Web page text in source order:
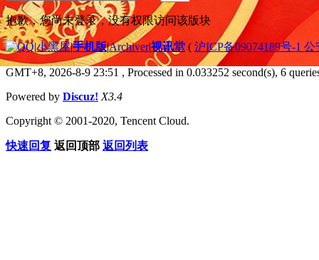
抱歉，您尚未登录，没有权限访问该版块
|小黑屋|手机版|Archiver|视讯堂 ( 沪ICP备09074189号-1
GMT+8, 2026-8-9 23:51 , Processed in 0.033252 second(s), 6
Powered by Discuz! X3.4
Copyright © 2001-2020, Tencent Cloud.
快速回复 返回顶部 返回列表